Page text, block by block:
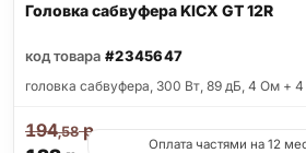
Головка сабвуфера KICX GT 12R
код товара #2345647
головка сабвуфера, 300 Вт, 89 дБ, 4 Ом +
194,58р.
Оплата частями на 12